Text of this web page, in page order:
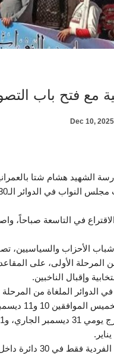
مع فتح باب
Dec 10, 2025
الشهيد هشام شتا
في التاسعة صباحاً،
شباب الأحزاب
الـ30 الملغاة ضمن المرحلة
وإقبال الناخبين.